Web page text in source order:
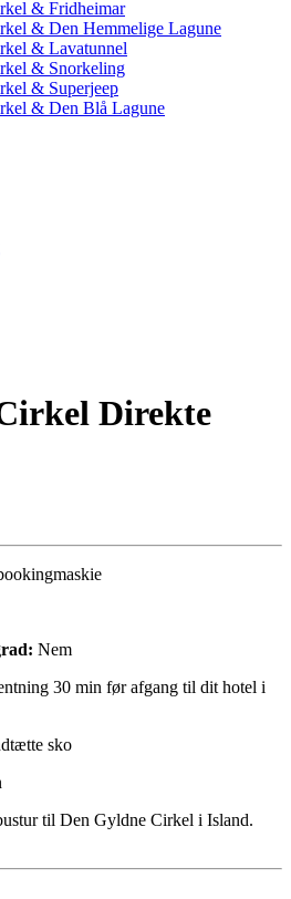
& Fridheimar
& Den Hemmelige Lagune
& Lavatunnel
& Snorkeling
& Superjeep
& Den Blå Lagune
Direkte
Nem
30 min før afgang til dit hotel i
sko
til Den Gyldne Cirkel i Island.